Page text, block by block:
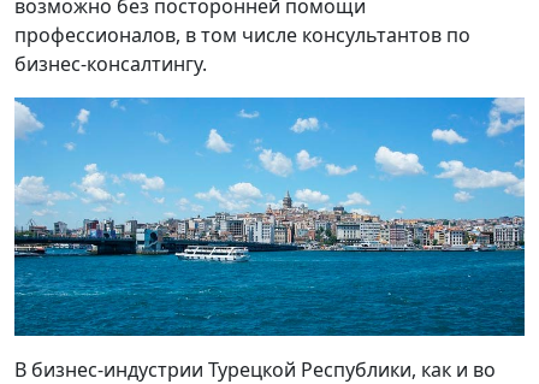
возможно без посторонней помощи
профессионалов, в том числе консультантов по
бизнес-консалтингу.
В бизнес-индустрии Турецкой Республики, как и во